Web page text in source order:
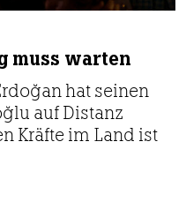
muss warten
hat seinen
auf Distanz
Kräfte im Land ist